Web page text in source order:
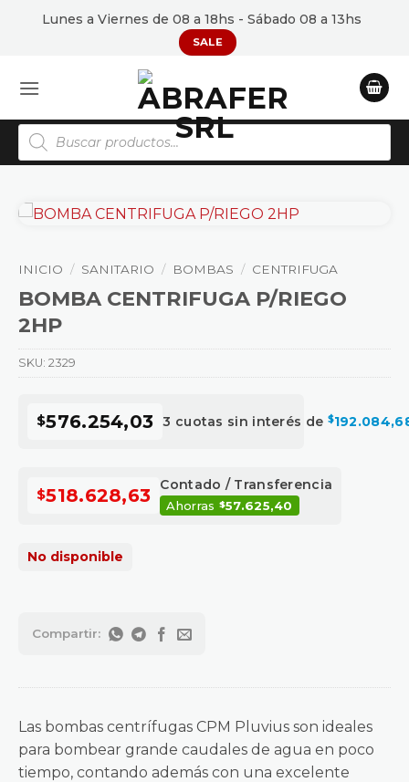
Lunes a Viernes de 08 a 18hs - Sábado 08 a 13hs
SALE
Búsqueda
de
productos
INICIO / SANITARIO / BOMBAS / CENTRIFUGA
BOMBA CENTRIFUGA P/RIEGO
2HP
$576.254,03 3 cuotas sin interés de $
$518.628,63
Contado / Transferencia
Ahorras $57.625,40
Las bombas centrífugas CPM Pluvius son ideales
para bombear grande caudales de agua en poco
tiempo, contando además con una excelente
No disponible
SKU: 2329